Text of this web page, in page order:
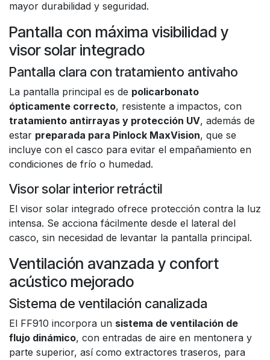
mayor durabilidad y seguridad.
Pantalla con máxima visibilidad y
visor solar integrado
Pantalla clara con tratamiento antivaho
La pantalla principal es de policarbonato
ópticamente correcto, resistente a impactos, con
tratamiento antirrayas y protección UV, además de
estar preparada para Pinlock MaxVision, que se
incluye con el casco para evitar el empañamiento en
condiciones de frío o humedad.
Visor solar interior retráctil
El visor solar integrado ofrece protección contra la luz
intensa. Se acciona fácilmente desde el lateral del
casco, sin necesidad de levantar la pantalla principal.
Ventilación avanzada y confort
acústico mejorado
Sistema de ventilación canalizada
El FF910 incorpora un sistema de ventilación de
flujo dinámico, con entradas de aire en mentonera y
parte superior, así como extractores traseros, para